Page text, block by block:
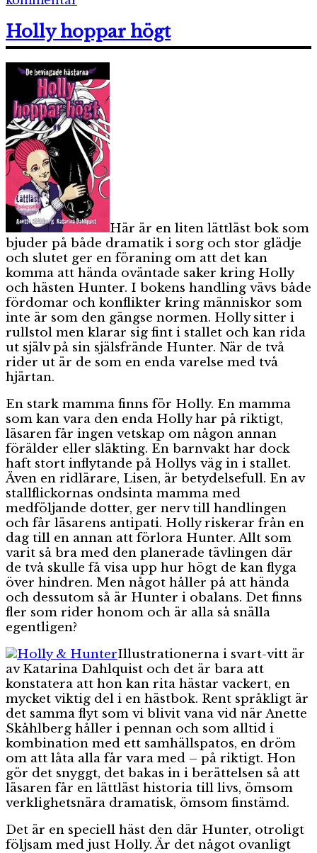
nytt
Skåhlbergskt
Holly hoppar högt
Här är en liten lättläst bok som
bjuder på både dramatik i sorg och stor glädje
och slutet ger en föraning om att det kan
komma att hända oväntade saker kring Holly
och hästen Hunter. I bokens handling vävs både
fördomar och konflikter kring människor som
inte är som den gängse normen. Holly sitter i
rullstol men klarar sig fint i stallet och kan rida
ut själv på sin själsfrände Hunter. När de två
rider ut är de som en enda varelse med två
hjärtan.
En stark mamma finns för Holly. En mamma
som kan vara den enda Holly har på riktigt,
läsaren får ingen vetskap om någon annan
förälder eller släkting. En barnvakt har dock
haft stort inflytande på Hollys väg in i stallet.
Även en ridlärare, Lisen, är betydelsefull. En av
stallflickornas ondsinta mamma med
medföljande dotter, ger nerv till handlingen
och får läsarens antipati. Holly riskerar från en
dag till en annan att förlora Hunter. Allt som
varit så bra med den planerade tävlingen där
de två skulle få visa upp hur högt de kan flyga
över hindren. Men något håller på att hända
och dessutom så är Hunter i obalans. Det finns
fler som rider honom och är alla så snälla
egentligen?
Illustrationerna i svart-vitt är
av Katarina Dahlquist och det är bara att
konstatera att hon kan rita hästar vackert, en
mycket viktig del i en hästbok. Rent språkligt är
det samma flyt som vi blivit vana vid när Anette
Skåhlberg håller i pennan och som alltid i
kombination med ett samhällspatos, en dröm
om att låta alla får vara med – på riktigt. Hon
gör det snyggt, det bakas in i berättelsen så att
läsaren får en lättläst historia till livs, ömsom
verklighetsnära dramatisk, ömsom finstämd.
Det är en speciell häst den där Hunter, otroligt
följsam med just Holly. Är det något ovanligt